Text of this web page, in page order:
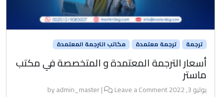
ترجمة ترجمة معتمدة مكاتب الترجمة المعتمدة
أسعار الترجمة المعتمدة و المتخصصة في مكتب
ماستر
يوليو 3, 2022 admin_master|
Leave a Comment